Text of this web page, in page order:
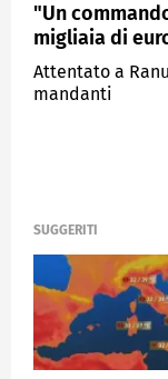
"Un
migliaia di
Attentato a
mandanti
SUGGERITI